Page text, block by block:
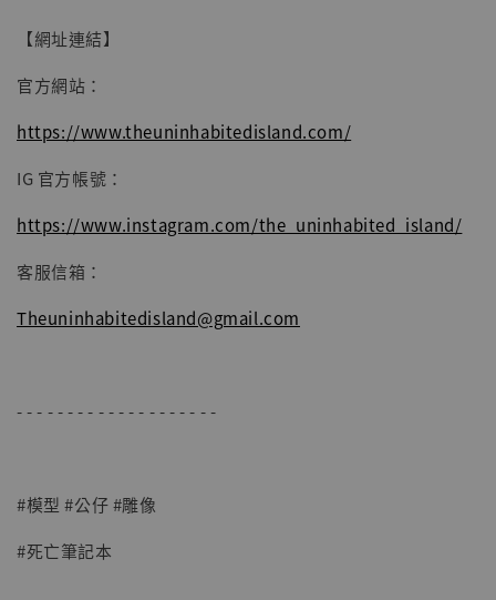
【網址連結】
官方網站：
https://www.theuninhabitedisland.com/
IG 官方帳號：
https://www.instagram.com/the_uninhabited_island/
客服信箱：
Theuninhabitedisland@gmail.com
- - - - - - - - - - - - - - - - - - - -
#模型 #公仔 #雕像
#死亡筆記本